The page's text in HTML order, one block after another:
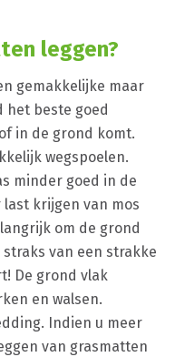
leggen?
gemakkelijke maar
het beste goed
in de grond komt.
wegspoelen.
minder goed in de
krijgen van mos
om de grond
van een strakke
De grond vlak
en walsen.
Indien u meer
van grasmatten